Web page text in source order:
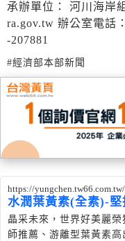
承辦單位： 河川海岸
ra.gov.tw 辦公室電話
-207881
#經濟部本部新聞
https://
水潤葉黃素(全素)-
晶采未來，世界好美麗
師推薦、游離型葉黃素高